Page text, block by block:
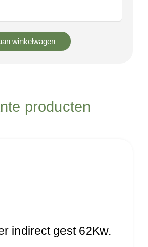
winkelwagen
producten
indirect gest 62Kw.